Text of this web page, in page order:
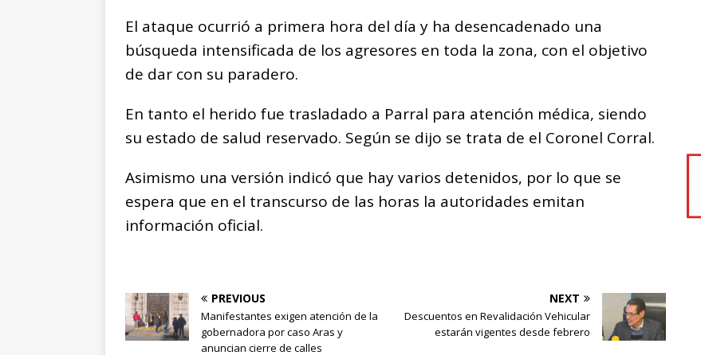
El ataque ocurrió a primera hora del día y ha desencadenado una
búsqueda intensificada de los agresores en toda la zona, con el objetivo
de dar con su paradero.
En tanto el herido fue trasladado a Parral para atención médica, siendo
su estado de salud reservado. Según se dijo se trata de el Coronel Corral.
Asimismo una versión indicó que hay varios detenidos, por lo que se
espera que en el transcurso de las horas la autoridades emitan
información oficial.
PREVIOUS
Manifestantes exigen atención de la
gobernadora por caso Aras y
anuncian cierre de calles
NEXT
Descuentos en Revalidación Vehicular
estarán vigentes desde febrero